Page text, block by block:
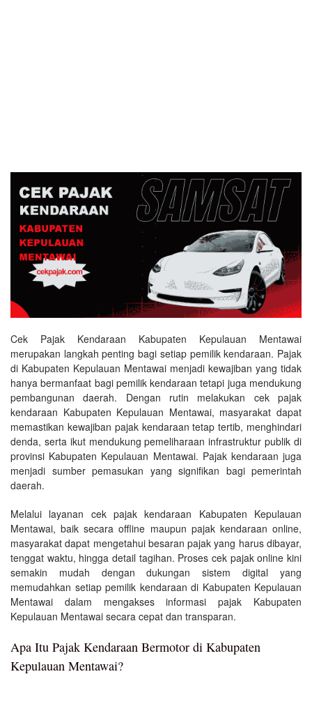
Cek Pajak Kendaraan Kabupaten Kepulauan Mentawai
merupakan langkah penting bagi setiap pemilik kendaraan. Pajak
di Kabupaten Kepulauan Mentawai menjadi kewajiban yang tidak
hanya bermanfaat bagi pemilik kendaraan tetapi juga mendukung
pembangunan daerah. Dengan rutin melakukan cek pajak
kendaraan Kabupaten Kepulauan Mentawai, masyarakat dapat
memastikan kewajiban pajak kendaraan tetap tertib, menghindari
denda, serta ikut mendukung pemeliharaan infrastruktur publik di
provinsi Kabupaten Kepulauan Mentawai. Pajak kendaraan juga
menjadi sumber pemasukan yang signifikan bagi pemerintah
daerah.
Melalui layanan cek pajak kendaraan Kabupaten Kepulauan
Mentawai, baik secara offline maupun pajak kendaraan online,
masyarakat dapat mengetahui besaran pajak yang harus dibayar,
tenggat waktu, hingga detail tagihan. Proses cek pajak online kini
semakin mudah dengan dukungan sistem digital yang
memudahkan setiap pemilik kendaraan di Kabupaten Kepulauan
Mentawai dalam mengakses informasi pajak Kabupaten
Kepulauan Mentawai secara cepat dan transparan.
Apa Itu Pajak Kendaraan Bermotor di Kabupaten
Kepulauan Mentawai?